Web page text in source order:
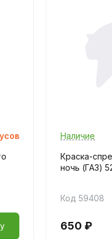
Наличие
Краска-
ночь (ГАЗ)
Код 59408
650 ₽